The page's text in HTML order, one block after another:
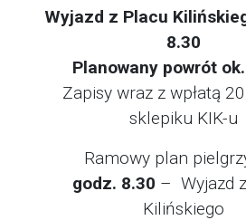
Wyjazd z Placu
8.30
Planowany powrót
Zapisy wraz z wpłatą
sklepiku KIK-u
Ramowy plan
godz. 8.30 – Wyjazd
Kilińskiego